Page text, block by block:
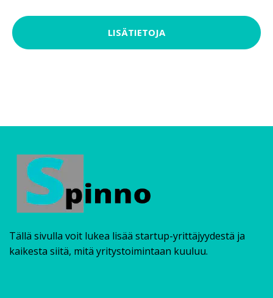
LISÄTIETOJA
Tällä sivulla voit lukea lisää startup-yrittäjyydestä ja
kaikesta siitä, mitä yritystoimintaan kuuluu.